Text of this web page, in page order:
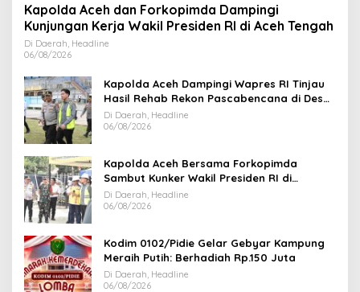
Kapolda Aceh dan Forkopimda Dampingi
Kunjungan Kerja Wakil Presiden RI di Aceh Tengah
Di Daerah, Headline
06/08/2026
Kapolda Aceh Dampingi Wapres RI Tinjau
Hasil Rehab Rekon Pascabencana di Desa
Kendawi Gayo Lues
Di Daerah, Headline
06/08/2026
Kapolda Aceh Bersama Forkopimda
Sambut Kunker Wakil Presiden RI di
Kabupaten Bireuen
Di Daerah, Headline
06/08/2026
Kodim 0102/Pidie Gelar Gebyar Kampung
Meraih Putih: Berhadiah Rp.150 Juta
Di Daerah, Headline
06/08/2026